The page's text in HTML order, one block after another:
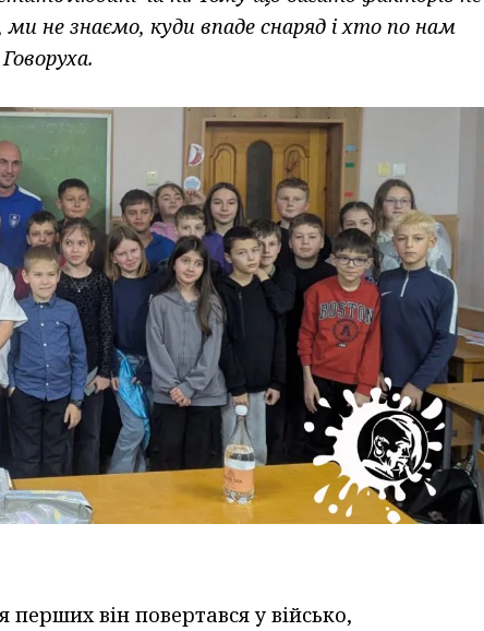
не знаємо, куди впаде снаряд і хто по нам
він повертався у військо,